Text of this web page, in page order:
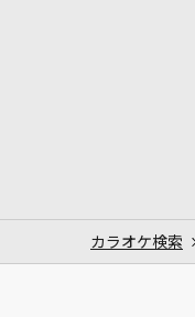
カラオケ検索